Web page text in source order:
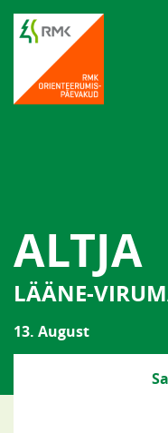
ALTJA
LÄÄNE-
13. August